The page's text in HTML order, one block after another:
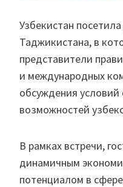
Узбекистан
Таджикистана, в
представители
и международных
обсуждения условий
возможностей
В рамках встречи,
динамичным
потенциалом в